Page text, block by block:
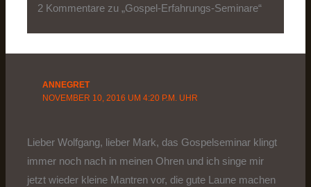
2 Kommentare zu „Gospel-Erfahrungs-Seminare“
ANNEGRET
NOVEMBER 10, 2016 UM 4:20 P.M. UHR
Lieber Wolfgang, lieber Mark, das Gospelseminar klingt
immer noch nach in meinen Ohren und ich singe mir
jetzt wieder kleine Mantren vor, die gute Laune machen